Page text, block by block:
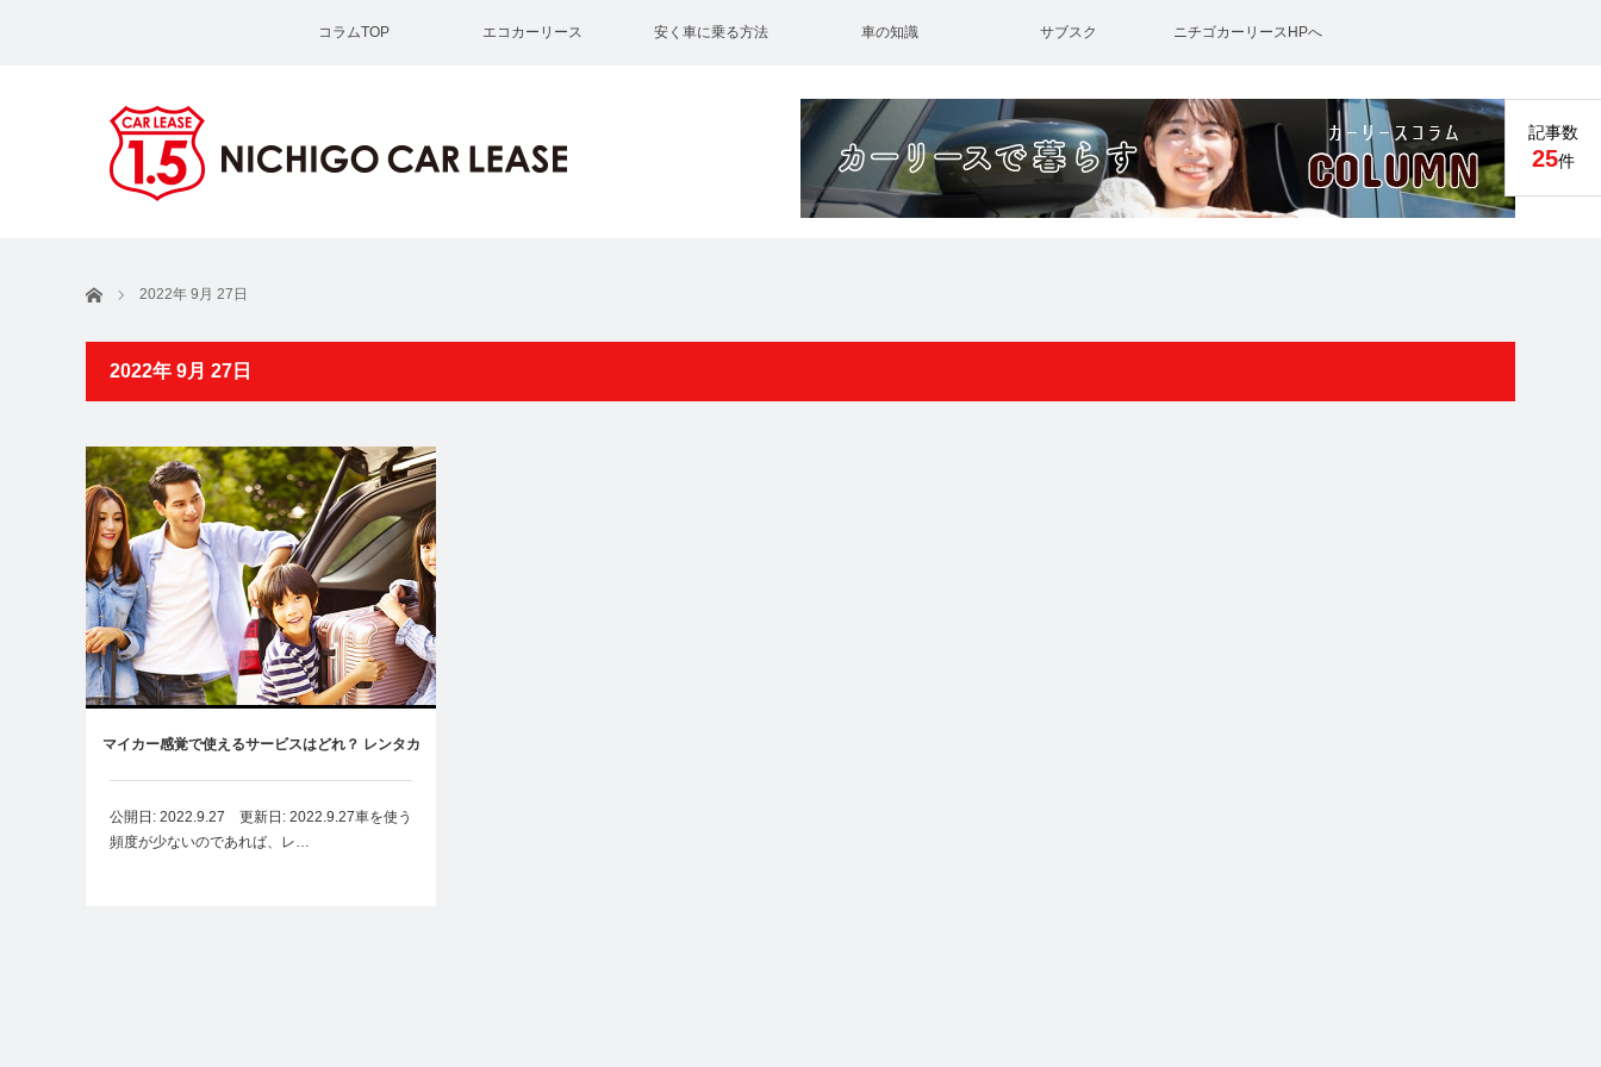
コラムTOP エコカーリース 安く車に乗る方法 車の知識 サブスク ニチゴカーリースHPへ
記事数
25件
ホーム 2022年 9月 27日
2022年 9月 27日
マイカー感覚で使えるサービスはどれ？ レンタカ
ー・カーシェア・カーリースから選ぶなら
公開日: 2022.9.27 更新日: 2022.9.27車を使う
頻度が少ないのであれば、レ…